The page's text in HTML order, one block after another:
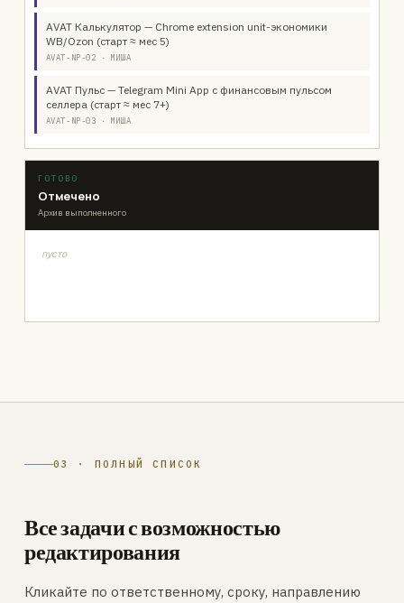
AVAT Калькулятор — Chrome extension unit-экономики
WB/Ozon (старт ≈ мес 5)
AVAT-NP-02 · МИША
AVAT Пульс — Telegram Mini App с финансовым пульсом
селлера (старт ≈ мес 7+)
AVAT-NP-03 · МИША
ГОТОВО
Отмечено
Архив выполненного
пусто
03 · ПОЛНЫЙ СПИСОК
Все задачи с возможностью
редактирования
Кликайте по ответственному, сроку, направлению